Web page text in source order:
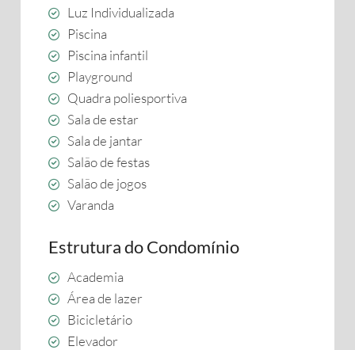
Luz Individualizada
Piscina
Piscina infantil
Playground
Quadra poliesportiva
Sala de estar
Sala de jantar
Salão de festas
Salão de jogos
Varanda
Estrutura do Condomínio
Academia
Área de lazer
Bicicletário
Elevador